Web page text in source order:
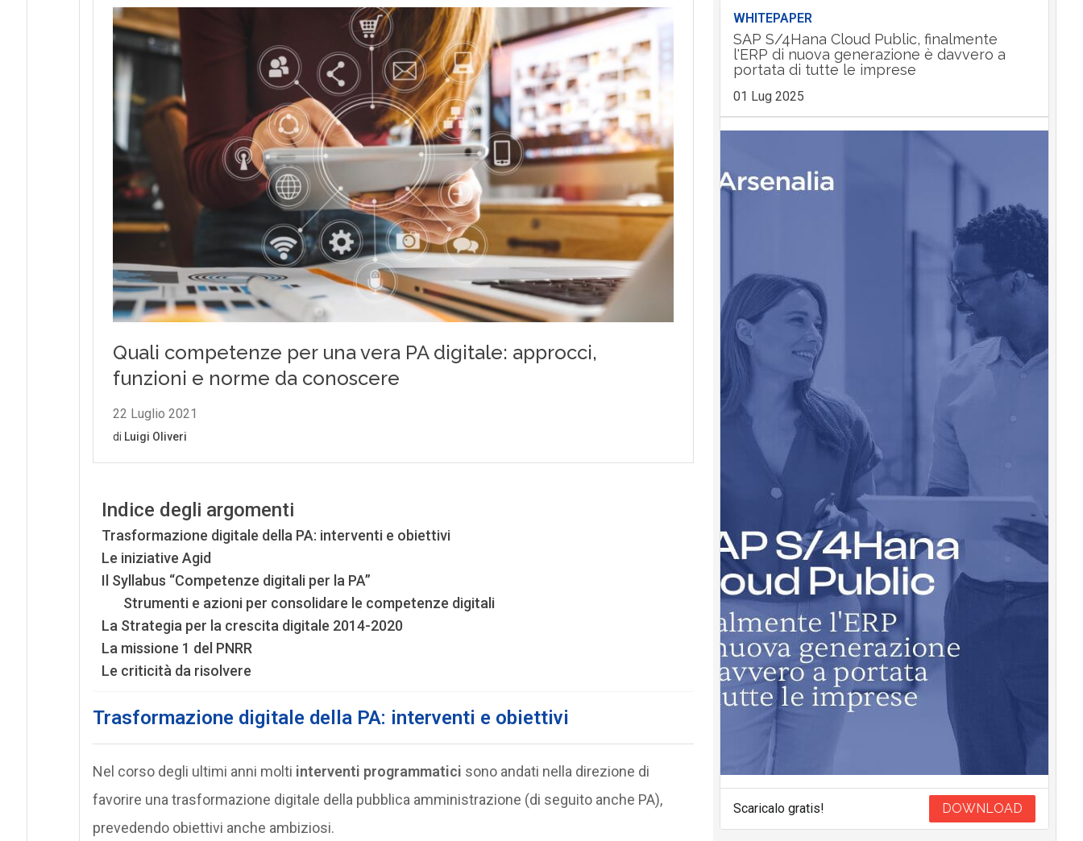
Indice degli argomenti
Trasformazione digitale della PA: interventi e obiettivi
Le iniziative Agid
Il Syllabus “Competenze digitali per la PA”
Strumenti e azioni per consolidare le competenze digitali
La Strategia per la crescita digitale 2014-2020
La missione 1 del PNRR
Le criticità da risolvere
Trasformazione digitale della PA: interventi e obiettivi
Nel corso degli ultimi anni molti interventi programmatici sono andati nella direzione di
favorire una trasformazione digitale della pubblica amministrazione (di seguito anche PA),
prevedendo obiettivi anche ambiziosi.
WHITEPAPER
SAP S/4Hana Cloud Public, finalmente
l'ERP di nuova generazione è davvero a
portata di tutte le imprese
01 Lug 2025
Scaricalo gratis! DOWNLOAD